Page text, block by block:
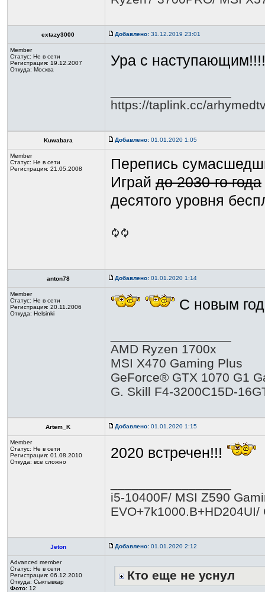
extazy3000 Добавлено: 31.12.2019 23:01
Member
Статус: Не в сети
Регистрация: 19.12.2007
Откуда: Москва
Ура с
https://taplink.cc/
Kuwabara Добавлено: 01.01.2020 1:05
Member
Статус: Не в сети
Регистрация: 21.05.2008
Перепись
Играй до 2030-го года
десятого уровня
anton78 Добавлено: 01.01.2020 1:14
Member
Статус: Не в сети
Регистрация: 20.11.2006
Откуда: Helsinki
С новым
AMD Ryzen 1700x
MSI X470 Gaming Plus
GeForce® GTX 1070 G1
G. Skill F4-3200C15D-
Artem_K Добавлено: 01.01.2020 1:15
Member
Статус: Не в сети
Регистрация: 01.08.2010
Откуда: все сложно
2020 встречен!!!
i5-10400F/ MSI Z590
Jeton Добавлено: 01.01.2020 2:12
Advanced member
Статус: Не в сети
Регистрация: 06.12.2010
Откуда: Сыктывкар
Фото: 12
Кто еще не уснул